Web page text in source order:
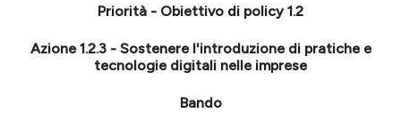
Priorità - Obiettivo di policy 1.2
Azione 1.2.3 - Sostenere l'introduzione di pratiche e
tecnologie digitali nelle imprese
Bando